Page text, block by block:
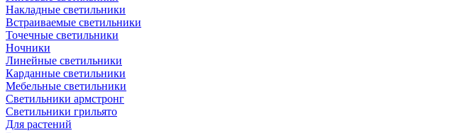
Накладные светильники
Встраиваемые светильники
Точечные светильники
Ночники
Линейные светильники
Карданные светильники
Мебельные светильники
Светильники армстронг
Светильники грильято
Для растений